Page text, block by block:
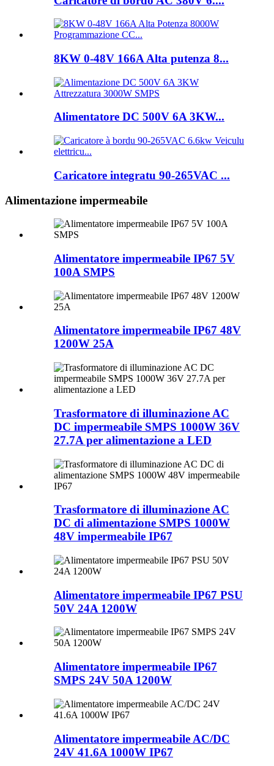
8KW 0-48V 166A Alta putenza 8...
Alimentatore DC 500V 6A 3KW...
Caricatore integratu 90-265VAC ...
Alimentazione impermeabile
Alimentatore impermeabile IP67 5V
100A SMPS
Alimentatore impermeabile IP67 48V
1200W 25A
Trasformatore di illuminazione AC
DC impermeabile SMPS 1000W 36V
27.7A per alimentazione a LED
Trasformatore di illuminazione AC
DC di alimentazione SMPS 1000W
48V impermeabile IP67
Alimentatore impermeabile IP67 PSU
50V 24A 1200W
Alimentatore impermeabile IP67
SMPS 24V 50A 1200W
Alimentatore impermeabile AC/DC
24V 41.6A 1000W IP67